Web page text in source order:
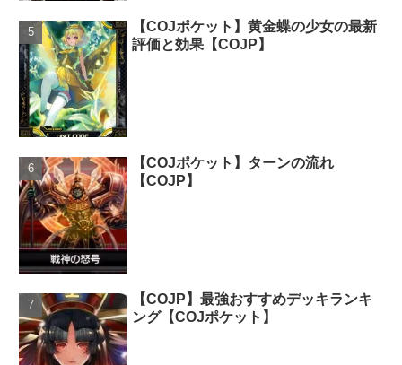
【COJポケット】黄金蝶の少女の最新
評価と効果【COJP】
【COJポケット】ターンの流れ
【COJP】
【COJP】最強おすすめデッキランキ
ング【COJポケット】